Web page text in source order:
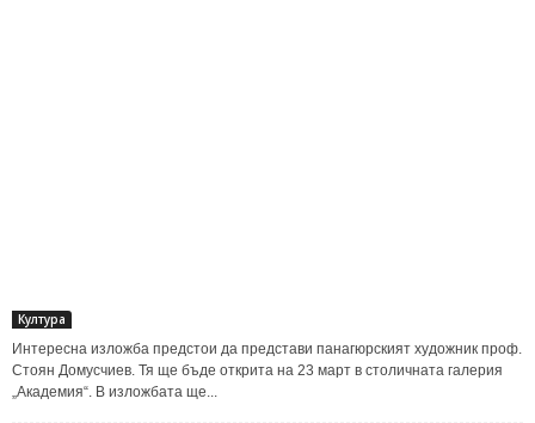
Култура
Интересна изложба предстои да представи панагюрският художник проф.
Стоян Домусчиев. Тя ще бъде открита на 23 март в столичната галерия
„Академия“. В изложбата ще...